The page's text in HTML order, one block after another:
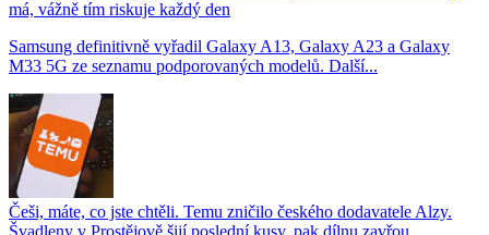
má, vážně tím riskuje každý den
Samsung definitivně vyřadil Galaxy A13, Galaxy A23 a Galaxy
M33 5G ze seznamu podporovaných modelů. Další...
Češi, máte, co jste chtěli. Temu zničilo českého dodavatele Alzy.
Švadleny v Prostějově šijí poslední kusy, pak dílnu zavřou